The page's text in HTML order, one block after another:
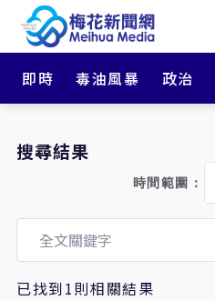
即時 毒油風暴 政治
搜尋結果
時間範圍：
已找到1則相關結果